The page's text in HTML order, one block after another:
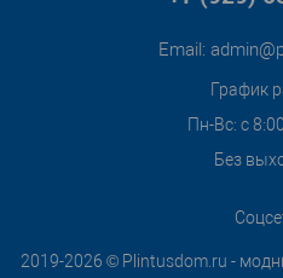
2019-2026 © Plintusdom.ru -
Email:
График
Пн-Вс: с
Без